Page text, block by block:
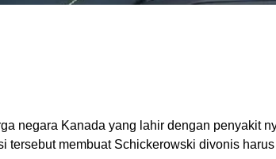
negara Kanada yang lahir dengan penyakit
membuat Schickerowski divonis harus